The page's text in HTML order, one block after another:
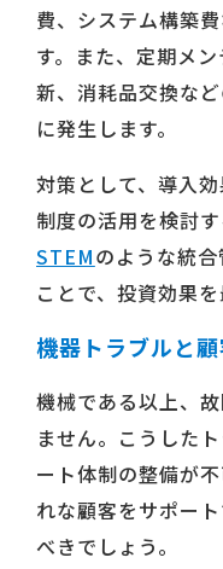
費、システム構築
す。また、定期メ
新、消耗品交換な
に発生します。
対策として、導入
制度の活用を検討す
STEMのような統
ことで、投資効果を
機器トラブルと
機械である以上、
ません。こうした
ート体制の整備が
れな顧客をサポー
べきでしょう。